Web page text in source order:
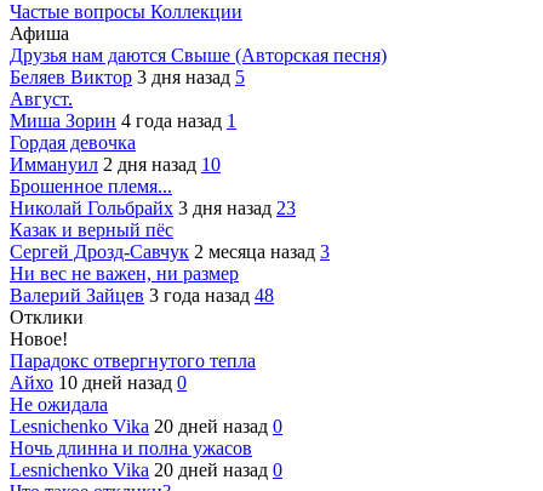
Частые вопросы Коллекции
Афиша
Друзья нам даются Свыше (Авторская песня)
Беляев Виктор 3 дня назад 5
Август.
Миша Зорин 4 года назад 1
Гордая девочка
Иммануил 2 дня назад 10
Брошенное племя...
Николай Гольбрайх 3 дня назад 23
Казак и верный пёс
Сергей Дрозд-Савчук 2 месяца назад 3
Ни вес не важен, ни размер
Валерий Зайцев 3 года назад 48
Отклики
Новое!
Парадокс отвергнутого тепла
Айхо 10 дней назад 0
Не ожидала
Lesnichenko Vika 20 дней назад 0
Ночь длинна и полна ужасов
Lesnichenko Vika 20 дней назад 0